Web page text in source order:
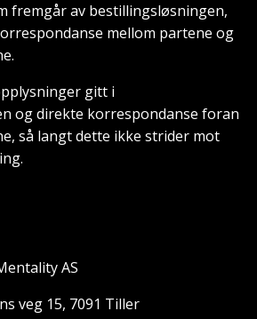
fremgår av bestillingsløsningen,
mellom partene og
gitt i
og direkte korrespondanse foran
så langt dette ikke strider mot
AS
veg 15, 7091 Tiller